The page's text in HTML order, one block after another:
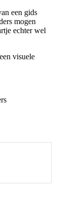
een gids
mogen
echter wel
visuele